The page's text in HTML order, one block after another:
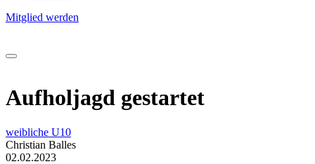
Mitglied werden
Aufholjagd gestartet
weibliche U10
Christian Balles
02.02.2023